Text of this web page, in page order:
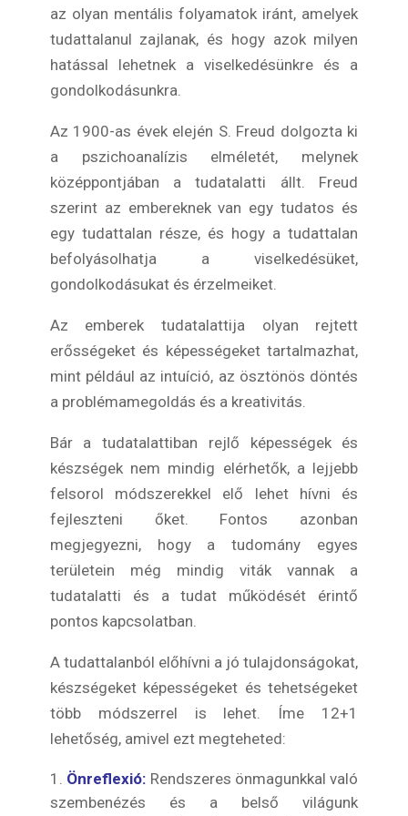
az olyan mentális folyamatok iránt, amelyek
tudattalanul zajlanak, és hogy azok milyen
hatással lehetnek a viselkedésünkre és a
gondolkodásunkra.
Az 1900-as évek elején S. Freud dolgozta ki
a pszichoanalízis elméletét, melynek
középpontjában a tudatalatti állt. Freud
szerint az embereknek van egy tudatos és
egy tudattalan része, és hogy a tudattalan
befolyásolhatja a viselkedésüket,
gondolkodásukat és érzelmeiket.
Az emberek tudatalattija olyan rejtett
erősségeket és képességeket tartalmazhat,
mint például az intuíció, az ösztönös döntés
a problémamegoldás és a kreativitás.
Bár a tudatalattiban rejlő képességek és
készségek nem mindig elérhetők, a lejjebb
felsorol módszerekkel elő lehet hívni és
fejleszteni őket. Fontos azonban
megjegyezni, hogy a tudomány egyes
területein még mindig viták vannak a
tudatalatti és a tudat működését érintő
pontos kapcsolatban.
A tudattalanból előhívni a jó tulajdonságokat,
készségeket képességeket és tehetségeket
több módszerrel is lehet. Íme 12+1
lehetőség, amivel ezt megteheted:
Önreflexió: Rendszeres önmagunkkal való
szembenézés és a belső világunk